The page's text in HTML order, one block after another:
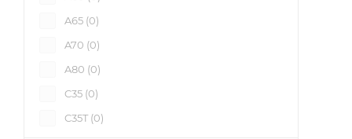
1260 (0
1270 (0
1275 (0 )
1280 ( 0
1300 (0 )
A65 (0)
A70 (0)
A80 (0)
C35 (0)
C35T (0)